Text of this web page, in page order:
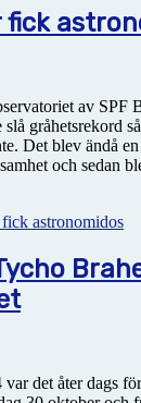
fick
av SPF
gråhetsrekord
Det blev ändå
och sedan
astronomidos
det åter dags